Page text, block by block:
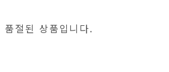
품절된 상품입니다.